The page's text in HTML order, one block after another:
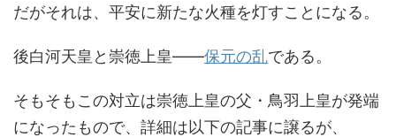
だがそれは、平安に新たな火種を灯すことになる。
後白河天皇と崇徳上皇――保元の乱である。
そもそもこの対立は崇徳上皇の父・鳥羽上皇が発端
になったもので、詳細は以下の記事に譲るが、